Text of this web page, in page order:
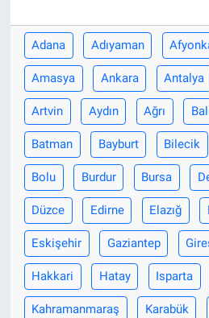
Adana Adıyaman
Amasya Ankara Antalya
Artvin Aydın Ağrı
Batman Bayburt Bilecik
Bolu Burdur Bursa
Düzce Edirne Elazığ
Eskişehir Gaziantep
Hakkari Hatay Isparta
Kahramanmaraş Karabük